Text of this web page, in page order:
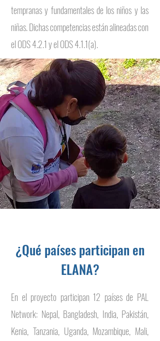
tempranas y fundamentales de los niños y las
niñas. Dichas competencias están alineadas con
el ODS 4.2.1 y el ODS 4.1.1(a).
¿Qué países participan en
ELANA?
En el proyecto participan 12 países de PAL
Network: Nepal, Bangladesh, India, Pakistán,
Kenia, Tanzania, Uganda, Mozambique, Mali,